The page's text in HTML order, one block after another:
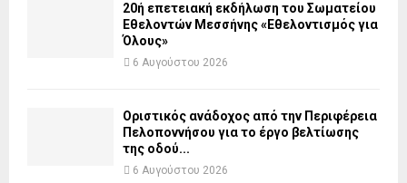
20ή επετειακή εκδήλωση του Σωματείου
Εθελοντών Μεσσήνης «Εθελοντισμός για
Όλους»
6 Αυγούστου 2026
Οριστικός ανάδοχος από την Περιφέρεια
Πελοποννήσου για το έργο βελτίωσης
της οδού...
6 Αυγούστου 2026